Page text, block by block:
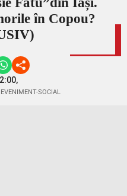
în Copou?
EVENIMENT-SOCIAL